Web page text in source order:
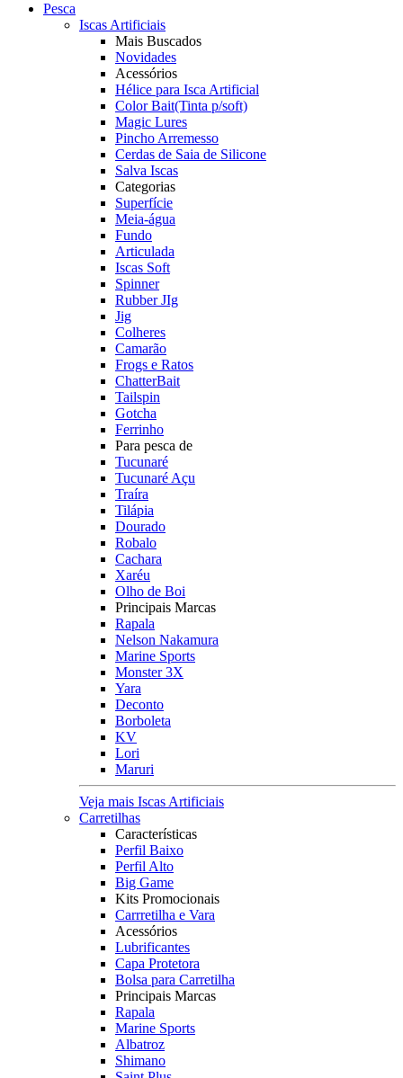
Pesca
Iscas Artificiais
Mais Buscados
Novidades
Acessórios
Hélice para Isca Artificial
Color Bait(Tinta p/soft)
Magic Lures
Pincho Arremesso
Cerdas de Saia de Silicone
Salva Iscas
Categorias
Superfície
Meia-água
Fundo
Articulada
Iscas Soft
Spinner
Rubber JIg
Jig
Colheres
Camarão
Frogs e Ratos
ChatterBait
Tailspin
Gotcha
Ferrinho
Para pesca de
Tucunaré
Tucunaré Açu
Traíra
Tilápia
Dourado
Robalo
Cachara
Xaréu
Olho de Boi
Principais Marcas
Rapala
Nelson Nakamura
Marine Sports
Monster 3X
Yara
Deconto
Borboleta
KV
Lori
Maruri
Veja mais Iscas Artificiais
Carretilhas
Características
Perfil Baixo
Perfil Alto
Big Game
Kits Promocionais
Carrretilha e Vara
Acessórios
Lubrificantes
Capa Protetora
Bolsa para Carretilha
Principais Marcas
Rapala
Marine Sports
Albatroz
Shimano